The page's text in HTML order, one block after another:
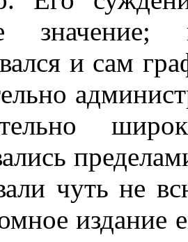
и сам
чуть не
издание